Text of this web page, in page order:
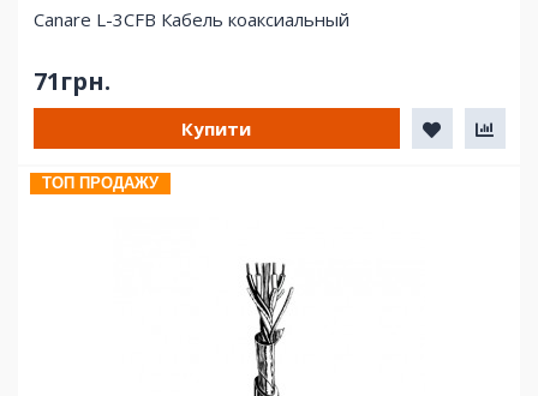
Canare L-3CFB Кабель коаксиальный
71грн.
Купити
ТОП ПРОДАЖУ